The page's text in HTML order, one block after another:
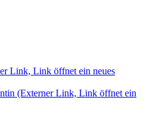
Link, Link öffnet ein neues
(Externer Link, Link öffnet ein